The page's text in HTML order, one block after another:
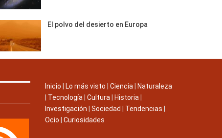
El polvo del desierto en Europa
Inicio Lo más visto Ciencia
Naturaleza
Tecnología Cultura Historia
Investigación
Sociedad Tendencias
Ocio
Curiosidades